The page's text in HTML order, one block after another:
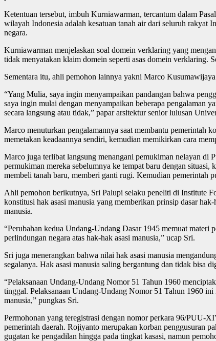
Ketentuan tersebut, imbuh Kurniawarman, tercantum dalam
wilayah Indonesia adalah kesatuan tanah air dari seluruh rakyat
negara.
Kurniawarman menjelaskan soal domein verklaring yang
tidak menyatakan klaim domein seperti asas domein verklaring.
Sementara itu, ahli pemohon lainnya yakni Marco
“Yang Mulia, saya ingin menyampaikan pandangan bahwa
saya ingin mulai dengan menyampaikan beberapa pengalaman
secara langsung atau tidak,” papar arsitektur senior lulusan
Marco menuturkan pengalamannya saat membantu pemerintah
memetakan keadaannya sendiri, kemudian memikirkan cara
Marco juga terlibat langsung menangani pemukiman nelayan di
permukiman mereka sebelumnya ke tempat baru dengan
membeli tanah baru, memberi ganti rugi. Kemudian pemerintah
Ahli pemohon berikutnya, Sri Palupi selaku peneliti di Institute
konstitusi hak asasi manusia yang memberikan prinsip dasar
manusia.
“Perubahan kedua Undang-Undang Dasar 1945 memuat materi
perlindungan negara atas hak-hak asasi manusia,” ucap Sri.
Sri juga menerangkan bahwa nilai hak asasi manusia
segalanya. Hak asasi manusia saling bergantung dan tidak bisa
“Pelaksanaan Undang-Undang Nomor 51 Tahun 1960
tinggal. Pelaksanaan Undang-Undang Nomor 51 Tahun 1960 ini
manusia,” pungkas Sri.
Permohonan yang teregistrasi dengan nomor perkara 96/PUU-
pemerintah daerah. Rojiyanto merupakan korban penggusuran
gugatan ke pengadilan hingga pada tingkat kasasi, namun